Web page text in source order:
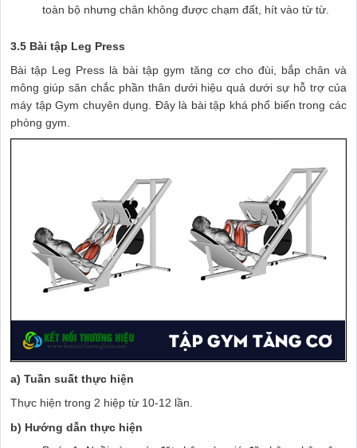
toàn bộ nhưng chân không được chạm đất, hít vào từ từ.
3.5 Bài tập Leg Press
Bài tập Leg Press là bài tập gym tăng cơ cho đùi, bắp chân và
mông giúp săn chắc phần thân dưới hiệu quả dưới sự hỗ trợ của
máy tập Gym chuyên dụng. Đây là bài tập khá phổ biến trong các
phòng gym.
a) Tuần suất thực hiện
Thực hiện trong 2 hiệp từ 10-12 lần.
b) Hướng dẫn thực hiện